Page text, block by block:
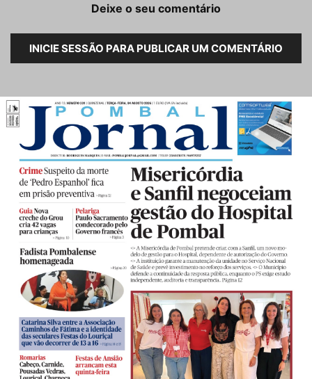
Deixe o seu comentário
INICIE SESSÃO PARA PUBLICAR UM COMENTÁRIO